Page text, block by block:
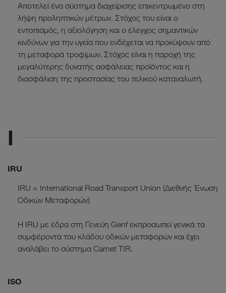
Αποτελεί ένα σύστημα διαχείρισης επικεντρωμένο στη
λήψη προληπτικών μέτρων. Στόχος του είναι ο
εντοπισμός, η αξιολόγηση και ο έλεγχος σημαντικών
κινδύνων για την υγεία που ενδέχεται να προκύψουν από
τη μεταφορά τροφίμων. Στόχος είναι η παροχή της
μεγαλύτερης δυνατής ασφάλειας προϊόντος και η
διασφάλιση της προστασίας του τελικού καταναλωτή.
I
IRU
IRU = International Road Transport Union (∆ιεθνής Ένωση
Οδικών Μεταφορών)
Η IRU με έδρα στη Γενεύη Genf εκπροσωπεί γενικά τα
συμφέροντα του κλάδου οδικών μεταφορών και έχει
αναλάβει το σύστημα Carnet TIR.
ISO